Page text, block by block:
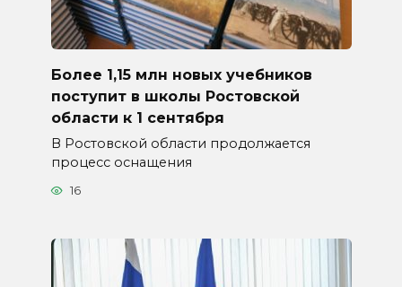
Более 1,15 млн новых учебников
поступит в школы Ростовской
области к 1 сентября
В Ростовской области продолжается
процесс оснащения
16